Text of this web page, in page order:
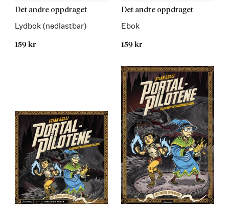
Det andre oppdraget
Lydbok (nedlastbar)
159 kr
Les
mer
Det andre oppdraget
Ebok
159 kr
Les
mer